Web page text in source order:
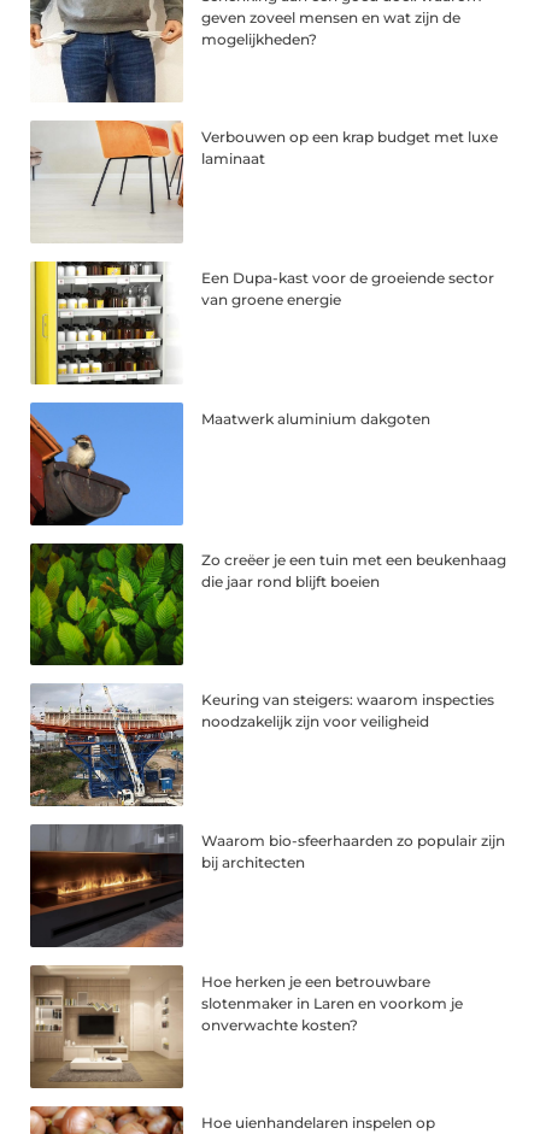
geven zoveel mensen en wat zijn de
mogelijkheden?
Verbouwen op een krap budget met luxe
laminaat
Een Dupa-kast voor de groeiende sector
van groene energie
Maatwerk aluminium dakgoten
Zo creëer je een tuin met een beukenhaag
die jaar rond blijft boeien
Keuring van steigers: waarom inspecties
noodzakelijk zijn voor veiligheid
Waarom bio-sfeerhaarden zo populair zijn
bij architecten
Hoe herken je een betrouwbare
slotenmaker in Laren en voorkom je
onverwachte kosten?
Hoe uienhandelaren inspelen op